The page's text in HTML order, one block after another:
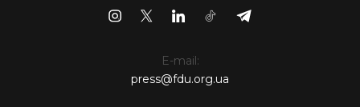
E-mail:
press@fdu.org.ua